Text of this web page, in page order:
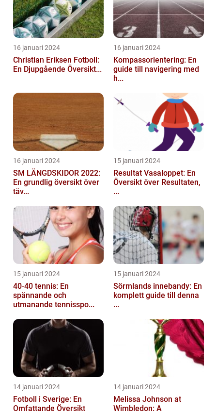
16 januari 2024
Christian Eriksen Fotboll:
En Djupgående Översikt...
16 januari 2024
Kompassorientering: En
guide till navigering med
h...
16 januari 2024
SM LÄNGDSKIDOR 2022:
En grundlig översikt över
täv...
15 januari 2024
Resultat Vasaloppet: En
Översikt över Resultaten,
...
15 januari 2024
40-40 tennis: En
spännande och
utmanande tennisspo...
15 januari 2024
Sörmlands innebandy: En
komplett guide till denna
...
14 januari 2024
Fotboll i Sverige: En
Omfattande Översikt
14 januari 2024
Melissa Johnson at
Wimbledon: A